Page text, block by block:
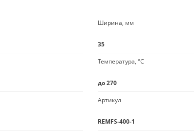
Ширина, мм
35
Температура, °C
до 270
Артикул
REMFS-400-1